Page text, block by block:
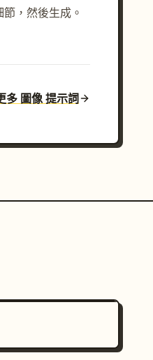
，然後生成。
多 圖像 提示詞